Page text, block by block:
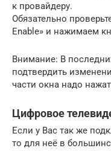
к провайдеру.
Обязательно
Enable» и нажимаем
Внимание: В
подтвердить
части окна надо
Цифровое
Если у Вас так же
то для неё в